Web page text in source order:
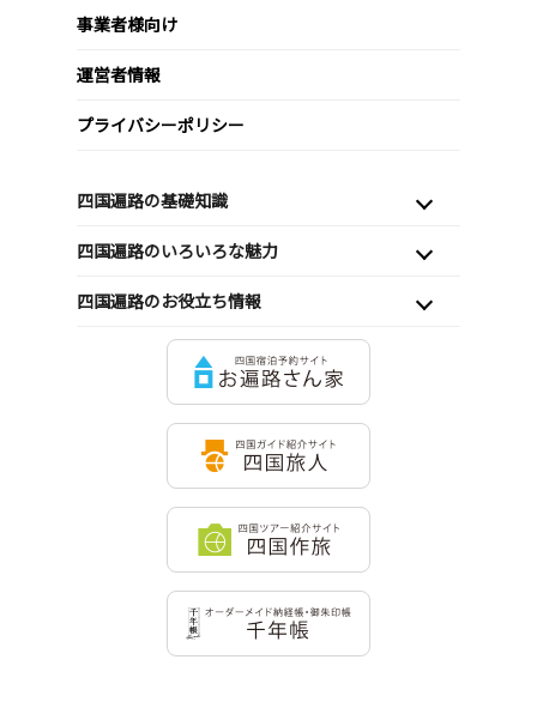
事業者様向け
運営者情報
プライバシーポリシー
四国遍路の基礎知識
四国遍路のいろいろな魅力
四国遍路のお役立ち情報